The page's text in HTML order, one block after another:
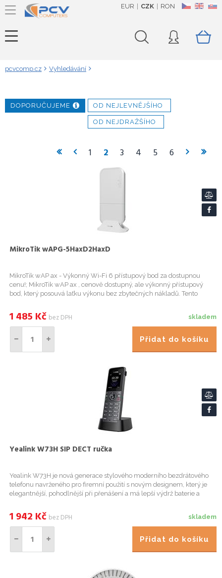
CZ EN SK
EUR CZK RON
pcvcomp.cz Vyhledávání
DOPORUČUJEME OD NEJLEVNĚJŠÍHO
OD NEJDRAŽŠÍHO
1 2 3 4 5 6
MikroTik wAPG-5HaxD2HaxD
MikroTik wAP ax - Výkonný Wi-Fi 6 přístupový bod za dostupnou
cenu!; MikroTik wAP ax , cenově dostupný, ale výkonný přístupový
bod, který posouvá laťku výkonu bez zbytečných nákladů. Tento
skladem
1 485 Kč bez DPH
Přidat do košíku
Yealink W73H SIP DECT ručka
Yealink W73H je nová generace stylového moderního bezdrátového
telefonu navrženého pro firemní použití s novým designem, který je
elegantnější, pohodlnější při přenášení a má lepší výdrž baterie a
skladem
1 942 Kč bez DPH
Přidat do košíku